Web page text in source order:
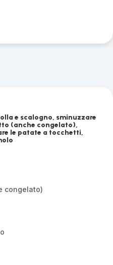
e scalogno, sminuzzare
(anche congelato),
le patate a tocchetti,
congelato)